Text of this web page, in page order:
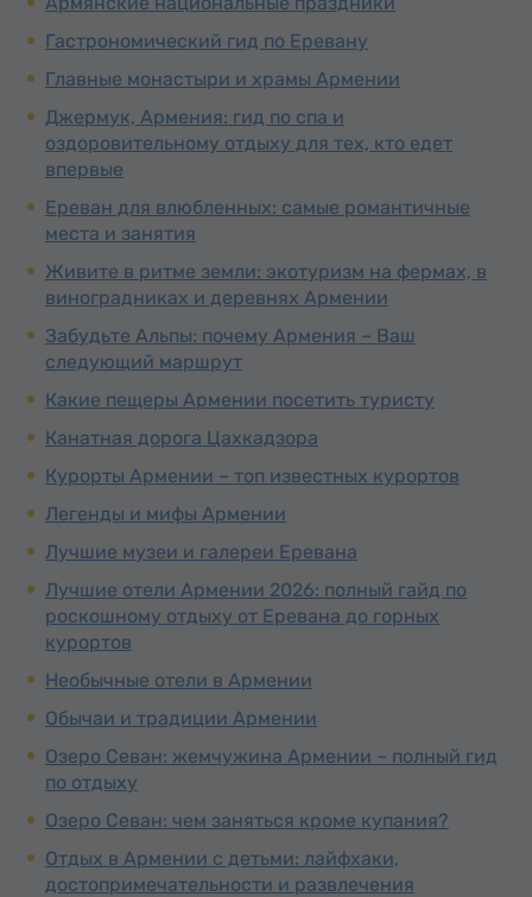
Гастрономический гид по Еревану
Главные монастыри и храмы Армении
Джермук, Армения: гид по спа и
оздоровительному отдыху для тех, кто едет
впервые
Ереван для влюбленных: самые романтичные
места и занятия
Живите в ритме земли: экотуризм на фермах, в
виноградниках и деревнях Армении
Забудьте Альпы: почему Армения – Ваш
следующий маршрут
Какие пещеры Армении посетить туристу
Канатная дорога Цахкадзорa
Курорты Армении – топ известных курортов
Легенды и мифы Армении
Лучшие музеи и галереи Еревана
Лучшие отели Армении 2026: полный гайд по
роскошному отдыху от Еревана до горных
курортов
Необычные отели в Армении
Обычаи и традиции Армении
Озеро Севан: жемчужина Армении – полный гид
по отдыху
Озеро Севан: чем заняться кроме купания?
Отдых в Армении с детьми: лайфхаки,
достопримечательности и развлечения